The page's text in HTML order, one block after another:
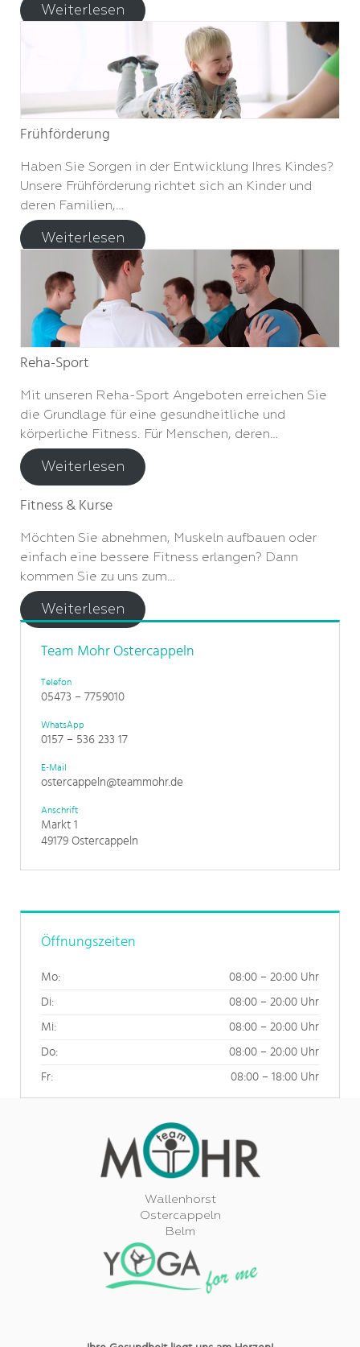
Weiterlesen
Frühförderung
Haben Sie Sorgen in der Entwicklung Ihres Kindes?
Unsere Frühförderung richtet sich an Kinder und
deren Familien,…
Weiterlesen
Reha-Sport
Mit unseren Reha-Sport Angeboten erreichen Sie
die Grundlage für eine gesundheitliche und
körperliche Fitness. Für Menschen, deren…
Weiterlesen
Fitness & Kurse
Möchten Sie abnehmen, Muskeln aufbauen oder
einfach eine bessere Fitness erlangen? Dann
kommen Sie zu uns zum…
Weiterlesen
Team Mohr Ostercappeln
Telefon
05473 – 7759010
WhatsApp
0157 – 536 233 17
E-Mail
ostercappeln@teammohr.de
Anschrift
Markt 1
49179 Ostercappeln
Öffnungszeiten
Mo: 08:00 – 20:00 Uhr
Di: 08:00 – 20:00 Uhr
Mi: 08:00 – 20:00 Uhr
Do: 08:00 – 20:00 Uhr
Fr: 08:00 – 18:00 Uhr
Wallenhorst
Ostercappeln
Belm